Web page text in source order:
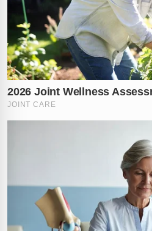
exploração financeira são
vigilância da sociedade, por
ferramenta mais eficaz para
de cárcere privado e maus-
emManaus.
Até onde vai a ganância
família? Deixe sua opinião